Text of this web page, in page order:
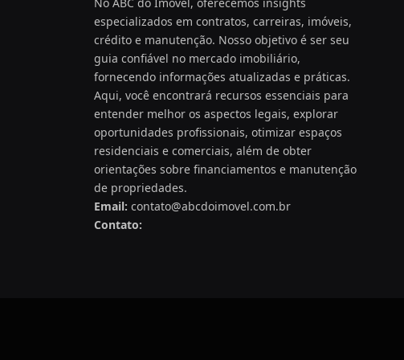
especializados em contratos, carreiras, imóveis,
crédito e manutenção. Nosso objetivo é ser seu
guia confiável no mercado imobiliário,
fornecendo informações atualizadas e práticas.
Aqui, você encontrará recursos essenciais para
entender melhor os aspectos legais, explorar
oportunidades profissionais, otimizar espaços
residenciais e comerciais, além de obter
orientações sobre financiamentos e manutenção
de propriedades.
Email: contato@abcdoimovel.com.br
Contato: